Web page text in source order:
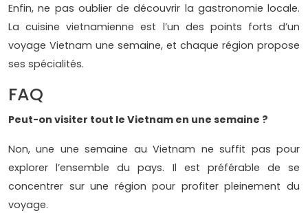
Enfin, ne pas oublier de découvrir la gastronomie locale.
La cuisine vietnamienne est l’un des points forts d’un
voyage Vietnam une semaine, et chaque région propose
ses spécialités.
FAQ
Peut-on visiter tout le Vietnam en une semaine ?
Non, une une semaine au Vietnam ne suffit pas pour
explorer l’ensemble du pays. Il est préférable de se
concentrer sur une région pour profiter pleinement du
voyage.